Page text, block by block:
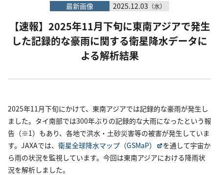
最新画像 2025.12.03 （水）
【速報】2025年11月下旬に東南アジアで発生
した記録的な豪雨に関する衛星降水データに
よる解析結果
2025年11月下旬にかけて、東南アジアでは記録的な豪雨が発生し
ました。タイ南部では300年ぶりの記録的な大雨になったという報
告（※1）もあり、各地で洪水・土砂災害等の被害が発生していま
す。JAXAでは、 衛星全球降水マップ（GSMaP）
を通して宇宙か
ら雨の状況を監視しています。今回は東南アジアにおける降雨状
況を解析しました。